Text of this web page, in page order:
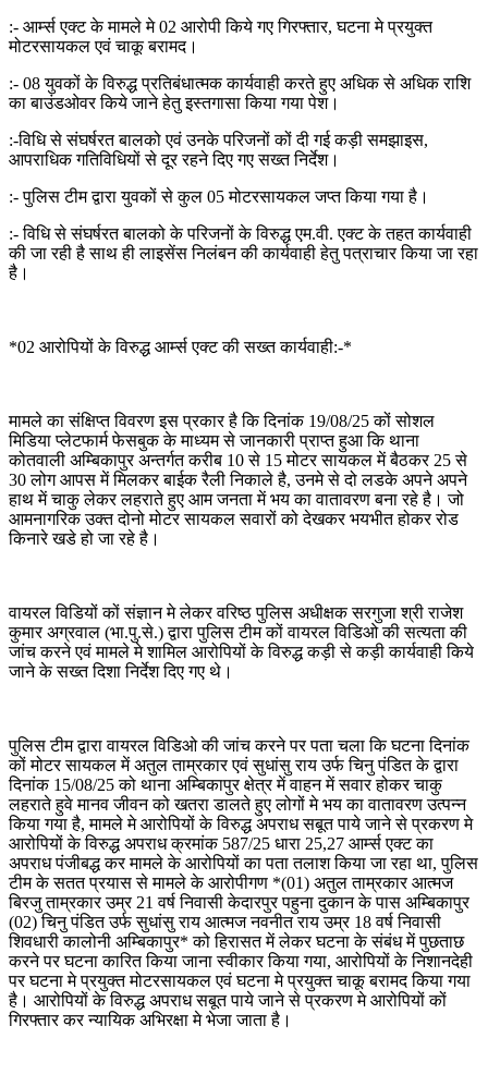
:- आर्म्स एक्ट के मामले मे 02 आरोपी किये गए गिरफ्तार, घटना मे प्रयुक्त
मोटरसायकल एवं चाकू बरामद।
:- 08 युवकों के विरुद्ध प्रतिबंधात्मक कार्यवाही करते हुए अधिक से अधिक राशि
का बाउंडओवर किये जाने हेतु इस्तगासा किया गया पेश।
:-विधि से संघर्षरत बालको एवं उनके परिजनों कों दी गई कड़ी समझाइस,
आपराधिक गतिविधियों से दूर रहने दिए गए सख्त निर्देश।
:- पुलिस टीम द्वारा युवकों से कुल 05 मोटरसायकल जप्त किया गया है।
:- विधि से संघर्षरत बालको के परिजनों के विरुद्ध एम.वी. एक्ट के तहत कार्यवाही
की जा रही है साथ ही लाइसेंस निलंबन की कार्यवाही हेतु पत्राचार किया जा रहा
है।
*02 आरोपियों के विरुद्ध आर्म्स एक्ट की सख्त कार्यवाही:-*
मामले का संक्षिप्त विवरण इस प्रकार है कि दिनांक 19/08/25 कों सोशल
मिडिया प्लेटफार्म फेसबुक के माध्यम से जानकारी प्राप्त हुआ कि थाना
कोतवाली अम्बिकापुर अन्तर्गत करीब 10 से 15 मोटर सायकल में बैठकर 25 से
30 लोग आपस में मिलकर बाईक रैली निकाले है, उनमे से दो लडके अपने अपने
हाथ में चाकु लेकर लहराते हुए आम जनता में भय का वातावरण बना रहे है। जो
आमनागरिक उक्त दोनो मोटर सायकल सवारों को देखकर भयभीत होकर रोड
किनारे खडे हो जा रहे है।
वायरल विडियों कों संज्ञान मे लेकर वरिष्ठ पुलिस अधीक्षक सरगुजा श्री राजेश
कुमार अग्रवाल (भा.पु.से.) द्वारा पुलिस टीम कों वायरल विडिओ की सत्यता की
जांच करने एवं मामले मे शामिल आरोपियों के विरुद्ध कड़ी से कड़ी कार्यवाही किये
जाने के सख्त दिशा निर्देश दिए गए थे।
पुलिस टीम द्वारा वायरल विडिओ की जांच करने पर पता चला कि घटना दिनांक
कों मोटर सायकल में अतुल ताम्रकार एवं सुधांसु राय उर्फ चिनु पंडित के द्वारा
दिनांक 15/08/25 को थाना अम्बिकापुर क्षेत्र में वाहन में सवार होकर चाकु
लहराते हुवे मानव जीवन को खतरा डालते हुए लोगों मे भय का वातावरण उत्पन्न
किया गया है, मामले मे आरोपियों के विरुद्ध अपराध सबूत पाये जाने से प्रकरण मे
आरोपियों के विरुद्ध अपराध क्रमांक 587/25 धारा 25,27 आर्म्स एक्ट का
अपराध पंजीबद्ध कर मामले के आरोपियों का पता तलाश किया जा रहा था, पुलिस
टीम के सतत प्रयास से मामले के आरोपीगण *(01) अतुल ताम्रकार आत्मज
बिरजु ताम्रकार उम्र 21 वर्ष निवासी केदारपुर पहुना दुकान के पास अम्बिकापुर
(02) चिनु पंडित उर्फ सुधांसु राय आत्मज नवनीत राय उम्र 18 वर्ष निवासी
शिवधारी कालोनी अम्बिकापुर* को हिरासत में लेकर घटना के संबंध में पुछताछ
करने पर घटना कारित किया जाना स्वीकार किया गया, आरोपियों के निशानदेही
पर घटना मे प्रयुक्त मोटरसायकल एवं घटना मे प्रयुक्त चाकू बरामद किया गया
है। आरोपियों के विरुद्ध अपराध सबूत पाये जाने से प्रकरण मे आरोपियों कों
गिरफ्तार कर न्यायिक अभिरक्षा मे भेजा जाता है।